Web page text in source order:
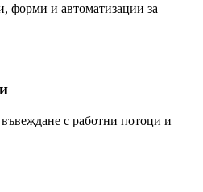
форми и автоматизации за
с работни потоци и